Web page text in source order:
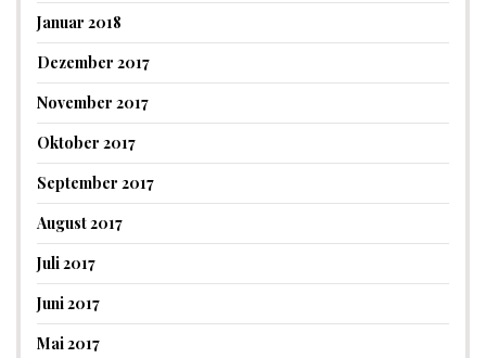
Januar 2018
Dezember 2017
November 2017
Oktober 2017
September 2017
August 2017
Juli 2017
Juni 2017
Mai 2017